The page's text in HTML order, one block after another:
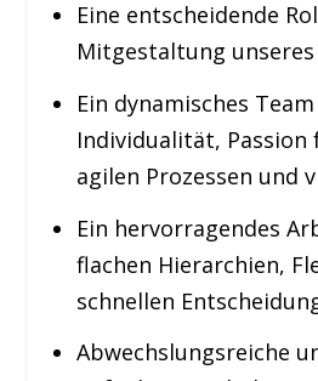
Eine entscheidende
Mitgestaltung
Ein dynamisches
Individualität, Passion
agilen Prozessen und
Ein hervorragendes
flachen Hierarchien,
schnellen
Abwechslungsreiche